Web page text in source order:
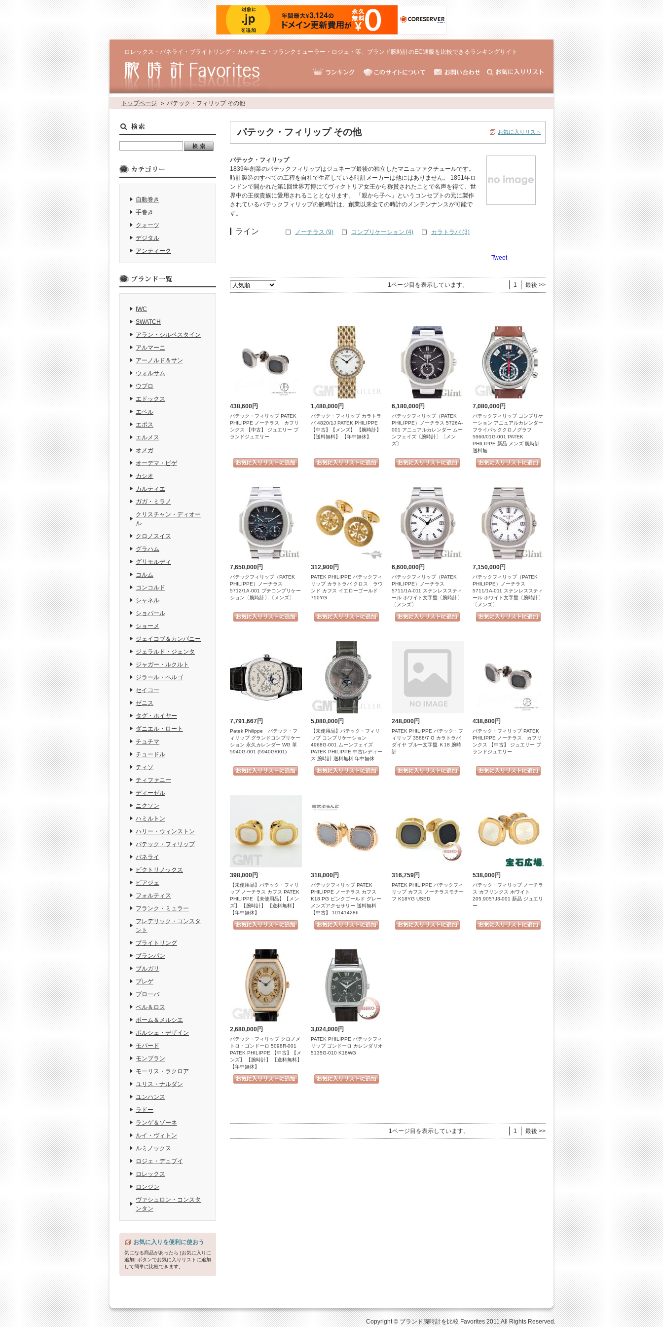
ロレックス・パネライ・ブライトリング・カルティエ・フランクミューラー・ロジェ・等、ブランド腕時計のEC通販を比較できるランキングサイト
トップページ パテック・フィリップ その他
パテック・フィリップ その他 お気に入りリスト
パテック・フィリップ
1839年創業のパテックフィリップはジュネーブ最後の独立したマニュファクチュールです。
時計製造のすべての工程を自社で生産している時計メーカーは他にはありません。 1851年ロ
ンドンで開かれた第1回世界万博にてヴィクトリア女王から称賛されたことで名声を得て、世
界中の王侯貴族に愛用されることとなります。 「親から子へ」というコンセプトの元に製作
されているパテックフィリップの腕時計は、創業以来全ての時計のメンテンナンスが可能で
す。
ライン ノーチラス (9) コンプリケーション (4) カラトラバ (3)
Tweet
1ページ目を表示しています。 1 最後 >>
438,600円 1,480,000円 6,180,000円 7,080,000円
パテック・フィリップ PATEK
PHILIPPE ノーチラス カフリ
ンクス 【中古】 ジュエリー ブ
ランドジュエリー
パテック・フィリップ カラトラ
バ 4820/1J PATEK PHILIPPE
【中古】【メンズ】 【腕時計】
【送料無料】 【年中無休】
パテックフィリップ（PATEK
PHILIPPE）ノーチラス 5726A-
001 アニュアルカレンダー ムー
ンフェイズ〔腕時計〕〔メン
ズ〕
パテックフィリップ コンプリケ
ーション アニュアルカレンダー
フライバッククロノグラフ
5960/01G-001 PATEK
PHILIPPE 新品 メンズ 腕時計
送料無
7,650,000円 312,900円 6,600,000円 7,150,000円
パテックフィリップ（PATEK
PHILIPPE）ノーチラス
5712/1A-001 プチコンプリケー
ション〔腕時計〕〔メンズ〕
PATEK PHILIPPE パテックフィ
リップ カラトラバ クロス ラウ
ンド カフス イエローゴールド
750YG
パテックフィリップ（PATEK
PHILIPPE）ノーチラス
5711/1A-011 ステンレススティ
ール ホワイト文字盤〔腕時計〕
〔メンズ〕
パテックフィリップ（PATEK
PHILIPPE）ノーチラス
5711/1A-011 ステンレススティ
ール ホワイト文字盤〔腕時計〕
〔メンズ〕
7,791,667円 5,080,000円 248,000円 438,600円
Patek Philippe パテック・フ
ィリップ グランドコンプリケー
ション 永久カレンダー WG 革
5940G-001 (5940G/001)
【未使用品】パテック・フィリ
ップ コンプリケーション
4968G-001 ムーンフェイズ
PATEK PHILIPPE 中古レディー
ス 腕時計 送料無料 年中無休
PATEK PHILIPPE パテック・フ
ィリップ 3588/7 G カラトラバ
ダイヤ ブルー文字盤 Ｋ18 腕時
計
パテック・フィリップ PATEK
PHILIPPE ノーチラス カフリ
ンクス 【中古】 ジュエリー ブ
ランドジュエリー
398,000円 318,000円 316,759円 538,000円
【未使用品】パテック・フィリ
ップ ノーチラス カフス PATEK
PHILIPPE 【未使用品】【メン
ズ】 【腕時計】 【送料無料】
【年中無休】
パテックフィリップ PATEK
PHILIPPE ノーチラス カフス
K18 PG ピンクゴールド グレー
メンズアクセサリー 送料無料
【中古】 101414286
PATEK PHILIPPE パテックフィ
リップ カフス ノーチラスモチー
フ K18YG USED
パテック・フィリップ ノーチラ
ス カフリンクス ホワイト
205.9057J3-001 新品 ジュエリ
ー
2,680,000円 3,024,000円
パテック・フィリップ クロノメ
トロ・ゴンドーロ 5098R-001
PATEK PHILIPPE 【中古】【メ
ンズ】 【腕時計】 【送料無料】
【年中無休】
PATEK PHILIPPE パテックフィ
リップ ゴンドーロ カレンダリオ
5135G-010 K18WG
1ページ目を表示しています。 1 最後 >>
自動巻き
手巻き
クォーツ
デジタル
アンティーク
IWC
SWATCH
アラン・シルベスタイン
アルマーニ
アーノルド＆サン
ウォルサム
ウブロ
エドックス
エベル
エポス
エルメス
オメガ
オーデマ・ピゲ
カシオ
カルティエ
ガガ・ミラノ
クリスチャン・ディオー
ル
クロノスイス
グラハム
グリモルディ
コルム
コンコルド
シャネル
ショパール
ショーメ
ジェイコブ＆カンパニー
ジェラルド・ジェンタ
ジャガー・ルクルト
ジラール・ペルゴ
セイコー
ゼニス
タグ・ホイヤー
ダニエル・ロート
チュチマ
チュードル
ティソ
ティファニー
ディーゼル
ニクソン
ハミルトン
ハリー・ウィンストン
パテック・フィリップ
パネライ
ビクトリノックス
ピアジェ
フォルティス
フランク・ミュラー
フレデリック・コンスタ
ント
ブライトリング
ブランパン
ブルガリ
ブレゲ
ブローバ
ベル＆ロス
ボーム＆メルシエ
ポルシェ・デザイン
モバード
モンブラン
モーリス・ラクロア
ユリス・ナルダン
ユンハンス
ラドー
ランゲ＆ゾーネ
ルイ・ヴィトン
ルミノックス
ロジェ・デュブイ
ロレックス
ロンジン
ヴァシュロン・コンスタ
ンタン
お気に入りを便利に使おう
気になる商品があったら [お気に入りに
追加] ボタンでお気に入りリストに追加
して簡単に比較できます。
Copyright © ブランド腕時計を比較 Favorites 2011 All Rights Reserved.